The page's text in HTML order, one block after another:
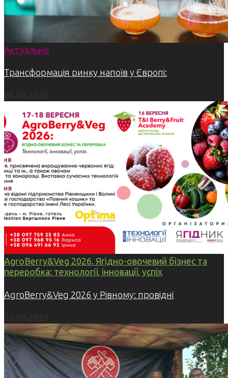
Актуально
Трансформація ринку напоїв у Європі:
AgroBerry&Veg 2026. Ягідно-овочевий бізнес та
переробка: технології, інновації, успіх
AgroBerry&Veg 2026 у Рівному: провідні